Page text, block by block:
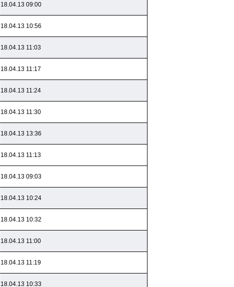
18.04.13 09:00
18.04.13 10:56
18.04.13 11:03
18.04.13 11:17
18.04.13 11:24
18.04.13 11:30
18.04.13 13:36
18.04.13 11:13
18.04.13 09:03
18.04.13 10:24
18.04.13 10:32
18.04.13 11:00
18.04.13 11:19
18.04.13 10:33